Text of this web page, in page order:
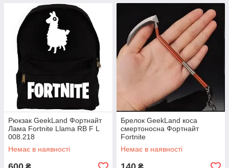
Рюкзак GeekLand Фортнайт
Лама Fortnite Llama RB F L
008.218
Немає в наявності
Брелок GeekLand коса
смертоносна Фортнайт
Fortnite
Немає в наявності